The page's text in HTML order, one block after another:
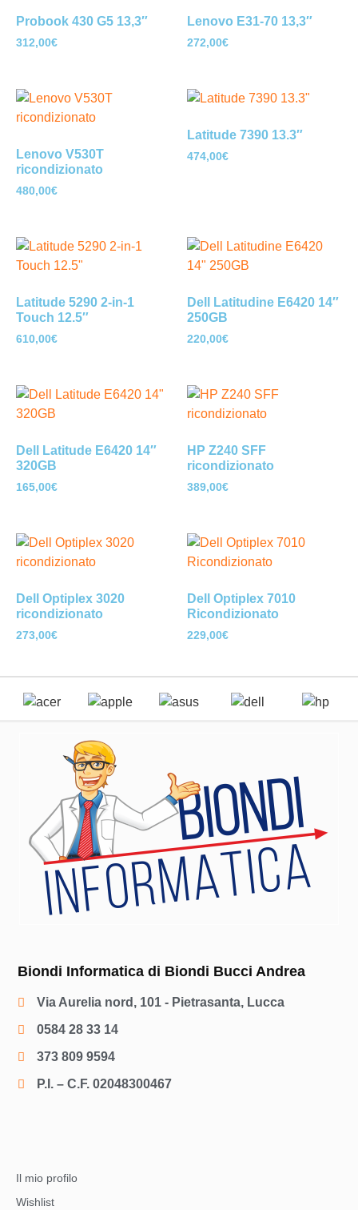
Probook 430 G5 13,3″
312,00€
Lenovo E31-70 13,3″
272,00€
Lenovo V530T
ricondizionato
480,00€
Latitude 7390 13.3″
474,00€
Latitude 5290 2-in-1
Touch 12.5″
610,00€
Dell Latitudine E6420 14″
250GB
220,00€
Dell Latitude E6420 14″
320GB
165,00€
HP Z240 SFF
ricondizionato
389,00€
Dell Optiplex 3020
ricondizionato
273,00€
Dell Optiplex 7010
Ricondizionato
229,00€
Biondi Informatica di Biondi Bucci Andrea
Via Aurelia nord, 101 - Pietrasanta, Lucca
0584 28 33 14
373 809 9594
P.I. – C.F. 02048300467
Il mio profilo
Wishlist